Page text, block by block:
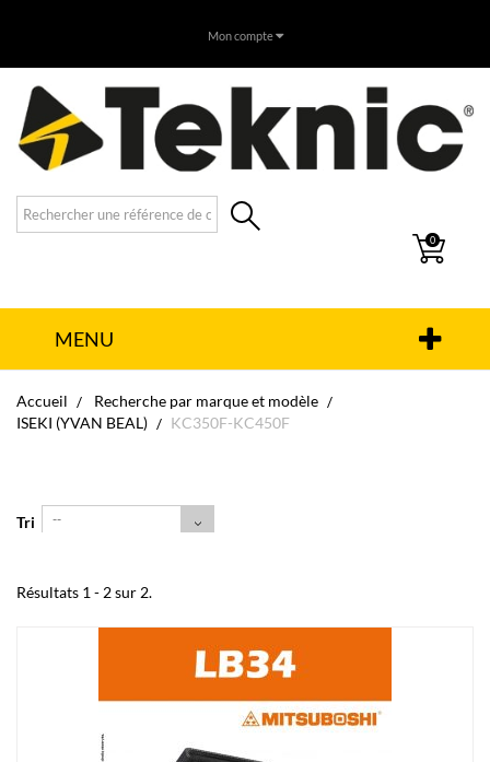
Mon compte
0
MENU
Accueil
Recherche par marque et modèle
ISEKI (YVAN BEAL)
KC350F-KC450F
Tri --
Résultats 1 - 2 sur 2.